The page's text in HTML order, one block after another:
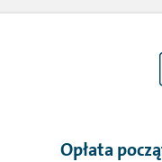
Opłata